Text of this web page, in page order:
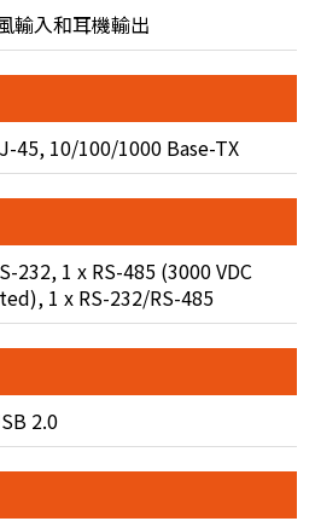
輸入和耳機輸出
45, 10/100/1000 Base-TX
232, 1 x RS-485 (3000 VDC
1 x RS-232/RS-485
2.0